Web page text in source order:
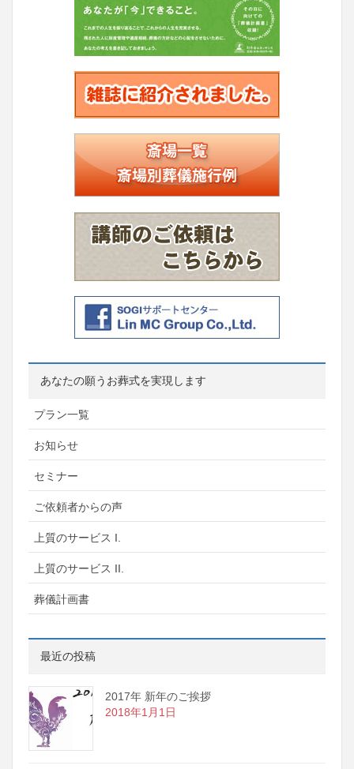
あなたの願うお葬式を実現します
プラン一覧
お知らせ
セミナー
ご依頼者からの声
上質のサービス I.
上質のサービス II.
葬儀計画書
最近の投稿
2017年 新年のご挨拶
2018年1月1日